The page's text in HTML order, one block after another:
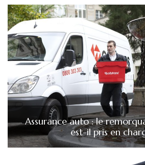
Assurance auto : le
est-il pris en